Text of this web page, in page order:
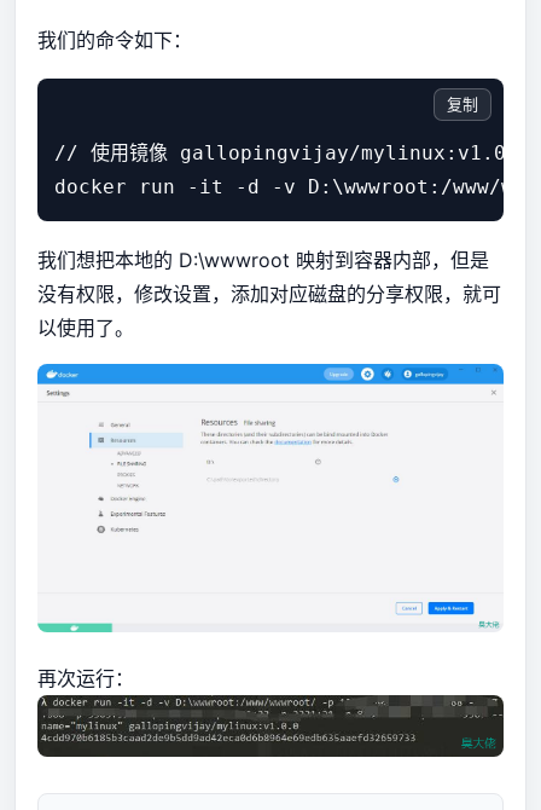
我们的命令如下：
// 使用镜像 gallopingvijay/mylinux:v1.0.0，以后
复制
我们想把本地的 D:\wwwroot 映射到容器内部，但是
没有权限，修改设置，添加对应磁盘的分享权限，就可
以使用了。
再次运行：